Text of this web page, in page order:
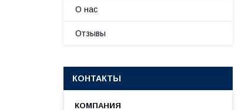
О нас
Отзывы
КОНТАКТЫ